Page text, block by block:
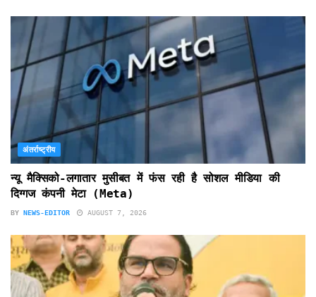
अंतर्राष्ट्रीय
न्यू मैक्सिको-लगातार मुसीबत में फंस रही है सोशल मीडिया की
दिग्गज कंपनी मेटा (Meta)
BY NEWS-EDITOR AUGUST 7, 2026